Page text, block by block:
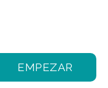
EMPEZAR